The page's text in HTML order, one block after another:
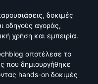
δοκιμές
οδηγούς αγοράς,
χρήση και εμπειρία.
αποτέλεσε το
που δημιουργήθηκε
hands-on δοκιμές